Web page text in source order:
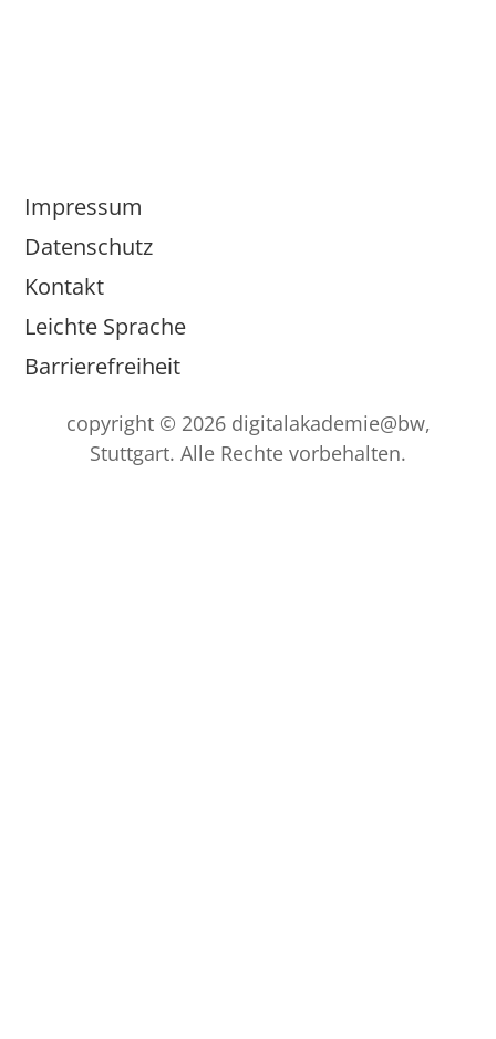
Impressum
Datenschutz
Kontakt
Leichte Sprache
Barrierefreiheit
copyright © 2026 digitalakademie@bw,
Stuttgart. Alle Rechte vorbehalten.